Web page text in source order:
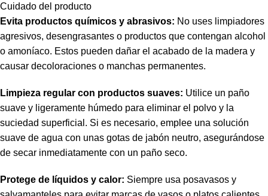
Cuidado del producto
Evita productos químicos y abrasivos: No uses limpiadores
agresivos, desengrasantes o productos que contengan alcohol
o amoníaco. Estos pueden dañar el acabado de la madera y
causar decoloraciones o manchas permanentes.
Limpieza regular con productos suaves: Utilice un paño
suave y ligeramente húmedo para eliminar el polvo y la
suciedad superficial. Si es necesario, emplee una solución
suave de agua con unas gotas de jabón neutro, asegurándose
de secar inmediatamente con un paño seco.
Protege de líquidos y calor: Siempre usa posavasos y